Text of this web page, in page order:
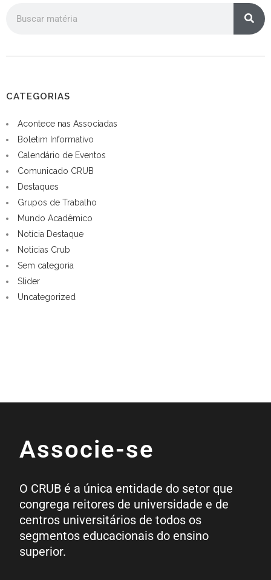
CATEGORIAS
Acontece nas Associadas
Boletim Informativo
Calendário de Eventos
Comunicado CRUB
Destaques
Grupos de Trabalho
Mundo Acadêmico
Notícia Destaque
Noticias Crub
Sem categoria
Slider
Uncategorized
Associe-se
O CRUB é a única entidade do setor que
congrega reitores de universidade e de
centros universitários de todos os
segmentos educacionais do ensino
superior.